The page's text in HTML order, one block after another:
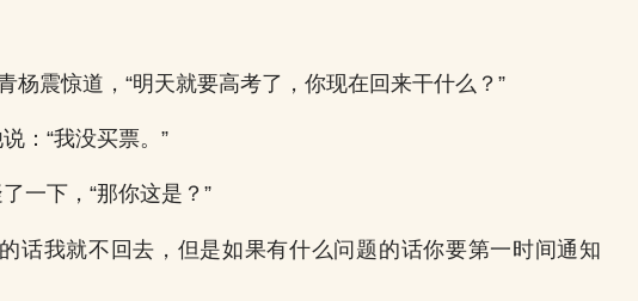
杨震惊道，“明天就要高考了，你现在回来干什么？”
：“我没买票。”
一下，“那你这是？”
话我就不回去，但是如果有什么问题的话你要第一时间通知